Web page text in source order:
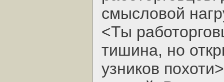
смысловой
<Ты
тишина, но
узников